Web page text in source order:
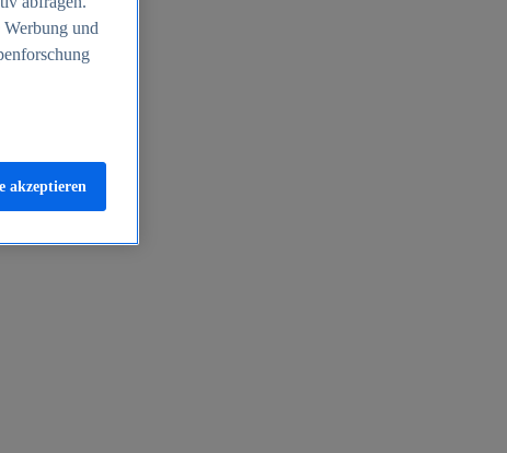
und
akzeptieren